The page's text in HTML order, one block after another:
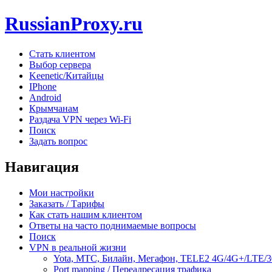
RussianProxy.ru
Стать клиентом
Выбор сервера
Keenetic/Китайцы
IPhone
Android
Крымчанам
Раздача VPN через Wi-Fi
Поиск
Задать вопрос
Навигация
Мои настройки
Заказать / Тарифы
Как стать нашим клиентом
Ответы на часто поднимаемые вопросы
Поиск
VPN в реальной жизни
Yota, МТС, Билайн, Мегафон, TELE2 4G/4G+/LTE/
Port mapping / Переадресация трафика